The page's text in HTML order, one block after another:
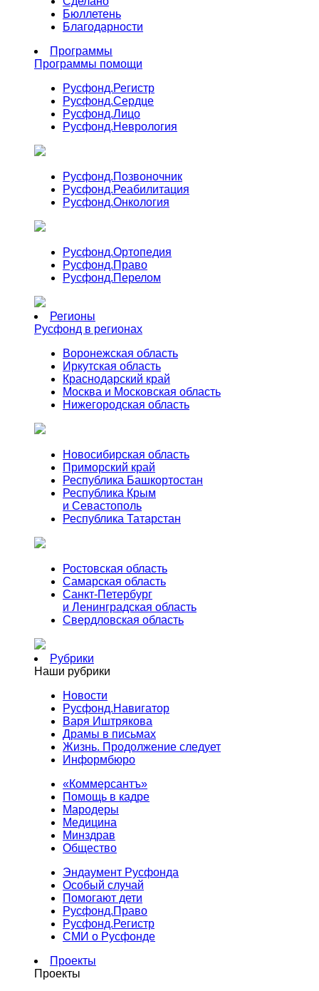
Бюллетень
Благодарности
Программы
Программы помощи
Русфонд.Регистр
Русфонд.Сердце
Русфонд.Лицо
Русфонд.Неврология
Русфонд.Позвоночник
Русфонд.Реабилитация
Русфонд.Онкология
Русфонд.Ортопедия
Русфонд.Право
Русфонд.Перелом
Регионы
Русфонд в регионах
Воронежская область
Иркутская область
Краснодарский край
Москва и Московская область
Нижегородская область
Новосибирская область
Приморский край
Республика Башкортостан
Республика Крым
и Севастополь
Республика Татарстан
Ростовская область
Самарская область
Санкт-Петербург
и Ленинградская область
Свердловская область
Рубрики
Наши рубрики
Новости
Русфонд.Навигатор
Варя Иштрякова
Драмы в письмах
Жизнь. Продолжение следует
Информбюро
«Коммерсантъ»
Помощь в кадре
Мародеры
Медицина
Минздрав
Общество
Эндаумент Русфонда
Особый случай
Помогают дети
Русфонд.Право
Русфонд.Регистр
СМИ о Русфонде
Проекты
Проекты